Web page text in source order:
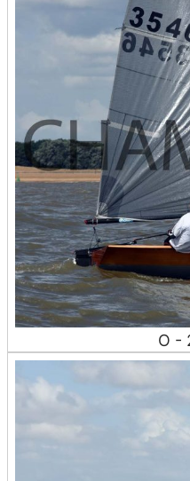
O -